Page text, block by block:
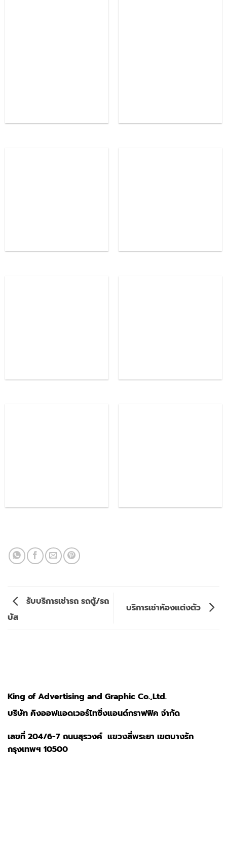
รับบริการเช่ารถ รถตู้/รถ
บัส
บริการเช่าห้องแต่งตัว
King of Advertising and Graphic Co.,Ltd.
บริษัท คิงออฟแอดเวอร์ไทซิ่งแอนด์กราฟฟิค จำกัด
เลขที่ 204/6-7 ถนนสุรวงศ์ แขวงสี่พระยา เขตบางรัก
กรุงเทพฯ 10500